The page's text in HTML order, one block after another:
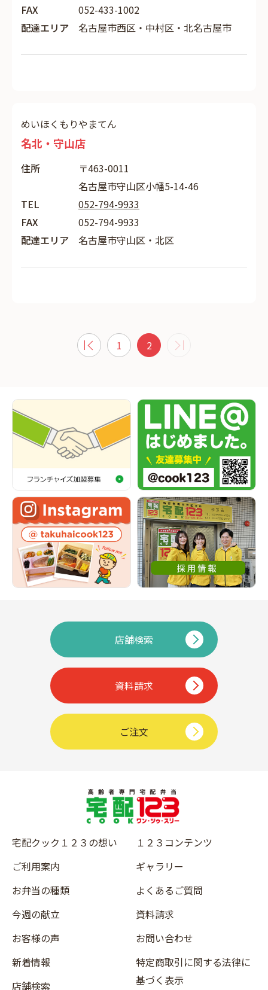
FAX
052-433-1002
配達エリア
名古屋市西区・中村区・北名古屋市
めいほくもりやまてん
名北・守山店
住所
〒463-0011
名古屋市守山区小幡5-14-46
TEL
052-794-9933
FAX
052-794-9933
配達エリア
名古屋市守山区・北区
1 2
店舗検索
資料請求
ご注文
宅配クック１２３の想い
ご利用案内
お弁当の種類
今週の献立
お客様の声
新着情報
店舗検索
１２３コンテンツ
ギャラリー
よくあるご質問
資料請求
お問い合わせ
特定商取引に関する法律に
基づく表示